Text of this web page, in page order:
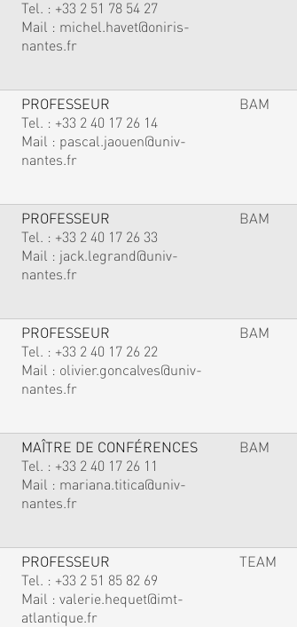
Tel. : +33 2 51 78 54 27
Mail : michel.havet@oniris-
nantes.fr
PROFESSEUR
Tel. : +33 2 40 17 26 14
Mail : pascal.jaouen@univ-
nantes.fr
BAM
PROFESSEUR
Tel. : +33 2 40 17 26 33
Mail : jack.legrand@univ-
nantes.fr
BAM
PROFESSEUR
Tel. : +33 2 40 17 26 22
Mail : olivier.goncalves@univ-
nantes.fr
BAM
MAÎTRE DE CONFÉRENCES
Tel. : +33 2 40 17 26 11
Mail : mariana.titica@univ-
nantes.fr
BAM
PROFESSEUR
Tel. : +33 2 51 85 82 69
Mail : valerie.hequet@imt-
atlantique.fr
TEAM